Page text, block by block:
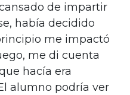
de impartir
había decidido
me impactó
me di cuenta
hacía era
alumno podría ver